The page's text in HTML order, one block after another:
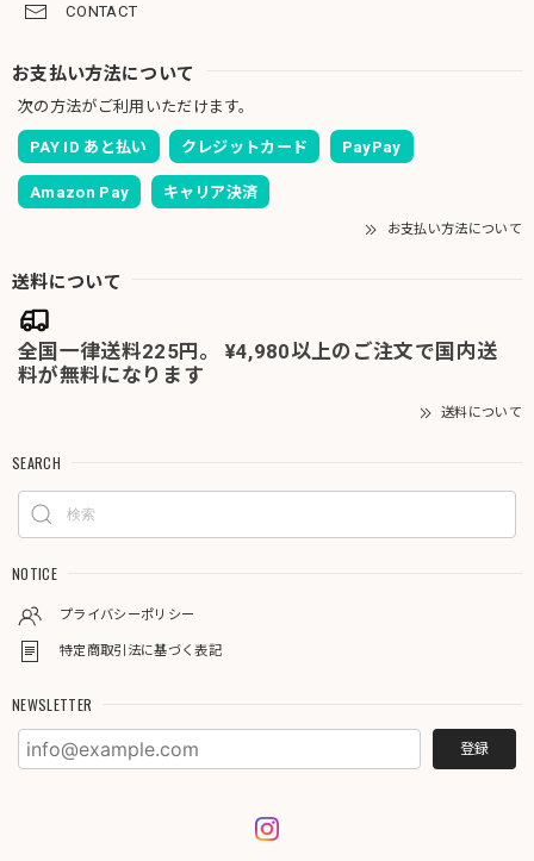
CONTACT
お支払い方法について
次の方法がご利用いただけます。
PAY ID あと払い クレジットカード PayPay
Amazon Pay キャリア決済
お支払い方法について
送料について
全国一律送料225円。 ¥4,980以上のご注文で国内送
料が無料になります
送料について
SEARCH
NOTICE
プライバシーポリシー
特定商取引法に基づく表記
NEWSLETTER
登録